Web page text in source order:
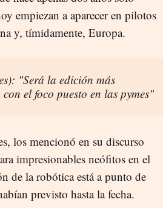
empiezan a aparecer en pilotos
y, tímidamente, Europa.
"Será la edición más
el foco puesto en las pymes"
los mencionó en su discurso
impresionables neófitos en el
de la robótica está a punto de
previsto hasta la fecha.